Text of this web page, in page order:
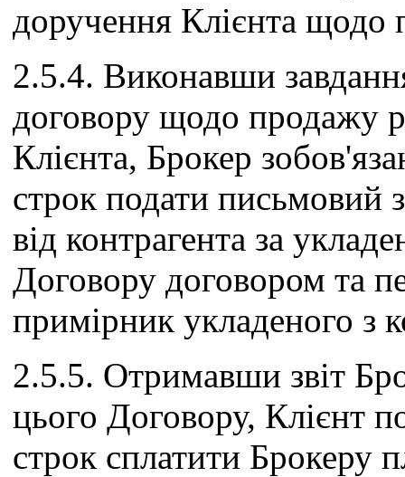
доручення Клієнта щодо
2.5.4. Виконавши
договору щодо продажу
Клієнта, Брокер
строк подати письмовий
від контрагента за
Договору договором та
примірник укладеного з
2.5.5. Отримавши звіт
цього Договору, Клієнт
строк сплатити Брокеру